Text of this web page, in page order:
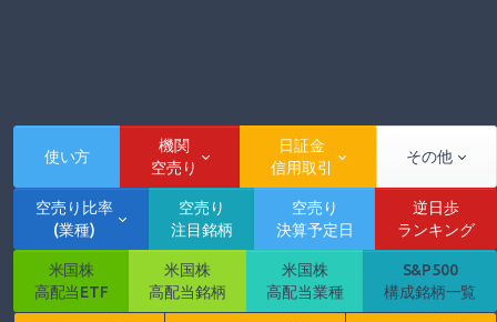
使い方
機関
空売り
日証金
信用取引
その他
空売り比率
(業種)
空売り
注目銘柄
空売り
決算予定日
逆日歩
ランキング
米国株
高配当ETF
米国株
高配当銘柄
米国株
高配当業種
S&P500
構成銘柄一覧